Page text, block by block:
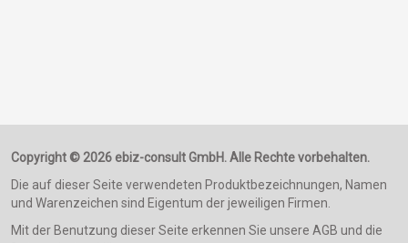
Copyright © 2026 ebiz-consult GmbH. Alle Rechte vorbehalten.
Die auf dieser Seite verwendeten Produktbezeichnungen, Namen
und Warenzeichen sind Eigentum der jeweiligen Firmen.
Mit der Benutzung dieser Seite erkennen Sie unsere AGB und die